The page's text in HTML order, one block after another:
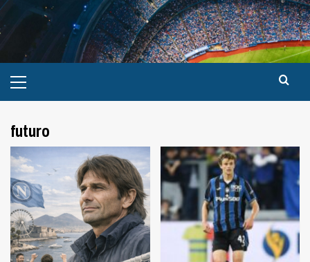
futuro